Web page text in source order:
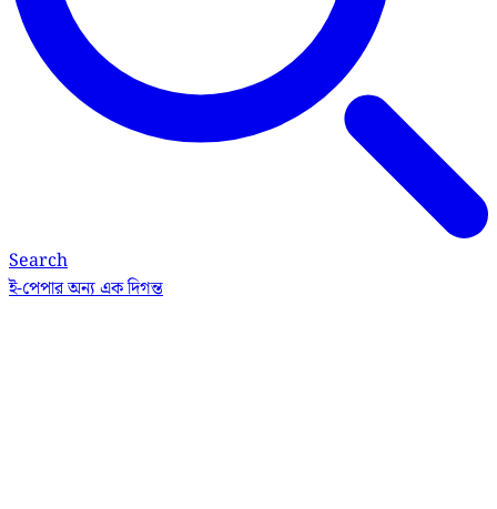
Search
ই-পেপারঅন্য এক দিগন্ত